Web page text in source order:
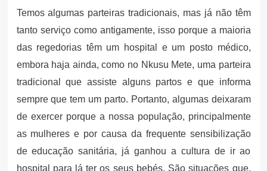
Temos algumas parteiras tradicionais, mas já não têm
tanto serviço como antigamente, isso porque a maioria
das regedorias têm um hospital e um posto médico,
embora haja ainda, como no Nkusu Mete, uma parteira
tradicional que assiste alguns partos e que informa
sempre que tem um parto. Portanto, algumas deixaram
de exercer porque a nossa população, principalmente
as mulheres e por causa da frequente sensibilização
de educação sanitária, já ganhou a cultura de ir ao
hospital para lá ter os seus bebés. São situações que,